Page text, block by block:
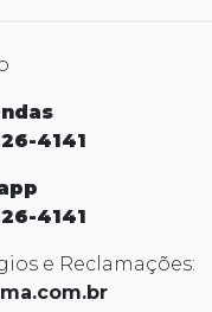
4141
4141
e Reclamações: